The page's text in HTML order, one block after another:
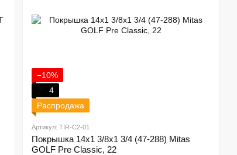
−10%
4
Распродажа
Артикул: TIR-C2-01
Покрышка 14x1 3/8x1 3/4 (47-288) Mitas
GOLF Pre Classic, 22